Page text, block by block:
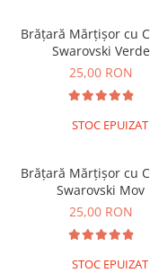
Coliere Transparente
Coliere Transparente
Coliere Transparente
Coliere Transparente
Coliere Transparente
Coliere Transparente
Coliere Transparente
Coliere Transparente
Coliere Transparente
Brățări elastice cu
semiprețioase
LĂNȚIȘOARE ARGINT
Brățară Mărțișor cu
Swarovski Verde
25,00 RON
STOC EPUIZAT
Brățară Mărțișor cu
Swarovski Mov
25,00 RON
STOC EPUIZAT